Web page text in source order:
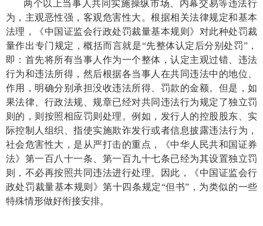
两个以上当事人共同实施操纵市场、内幕交易等违法行
为，主观恶性强，客观危害性大。根据相关法律规定和基本
法理，
《中国证监会行政处罚裁量基本规则》 对此种处罚裁
量作出专门规定，概括而言就是“先整体认定后分别处罚”，
即：首先将所有当事人作为一个整体，认定主观过错、违法
行为和违法所得，然后根据各当事人在共同违法中的地位、
作用，明确分别承担没收违法所得、罚款的金额。但是，如
果法律、行政法规、规章已经对共同违法行为规定了独立罚
则的，则按照相应罚则处理。例如，发行人的控股股东、实
际控制人组织、指使实施欺诈发行或者信息披露违法行为，
社会危害性大，是从严打击的重点，《中华人民共和国证券
法》第一百八十一条、第一百九十七条已经为其设置独立罚
则，不必再按照共同违法进行处理。因此，
《中国证监会行
政处罚裁量基本规则》第十四条规定“但书”， 为类似的一些
特殊情形做好衔接安排。